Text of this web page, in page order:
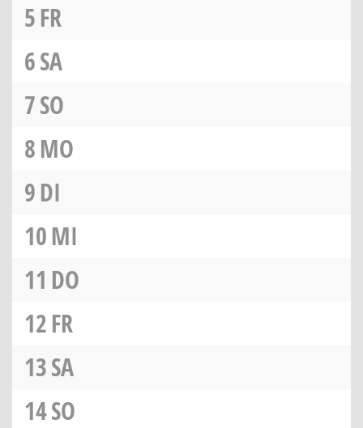
5FR
6SA
7SO
8MO
9DI
10MI
11 DO
12FR
13SA
14SO